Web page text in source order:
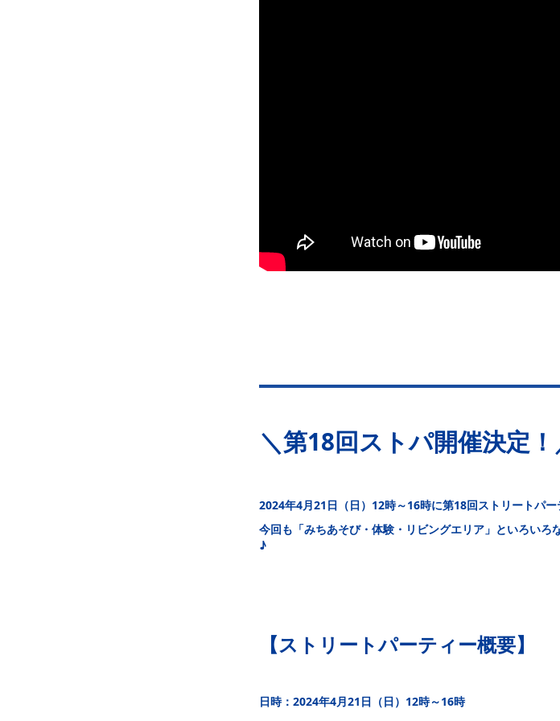
＼第18回ストパ開催決定！
2024年4月21日（日）12時～16時に第18回ストリートパー
今回も「みちあそび・体験・リビングエリア」といろい
♪
【ストリートパーティー概要】
日時：2024年4月21日（日）12時～16時